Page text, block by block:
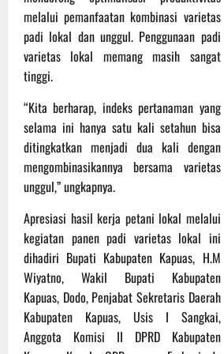
melalui pemanfaatan kombinasi varietas
padi lokal dan unggul. Penggunaan padi
varietas lokal memang masih sangat
tinggi.
“Kita berharap, indeks pertanaman yang
selama ini hanya satu kali setahun bisa
ditingkatkan menjadi dua kali dengan
mengombinasikannya bersama varietas
unggul,” ungkapnya.
Apresiasi hasil kerja petani lokal melalui
kegiatan panen padi varietas lokal ini
dihadiri Bupati Kabupaten Kapuas, H.M
Wiyatno, Wakil Bupati Kabupaten
Kapuas, Dodo, Penjabat Sekretaris Daerah
Kabupaten Kapuas, Usis I Sangkai,
Anggota Komisi II DPRD Kabupaten